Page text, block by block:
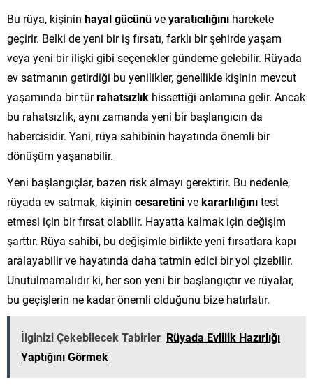
Bu rüya, kişinin hayal gücünüveyaratıcılığını harekete
geçirir. Belki de yeni bir iş fırsatı, farklı bir şehirde yaşam
veya yeni bir ilişki gibi seçenekler gündeme gelebilir. Rüyada
ev satmanın getirdiği bu yenilikler, genellikle kişinin mevcut
yaşamında bir türrahatsızlık hissettiği anlamına gelir. Ancak
bu rahatsızlık, aynı zamanda yeni bir başlangıcın da
habercisidir. Yani, rüya sahibinin hayatında önemli bir
dönüşüm yaşanabilir.
Yeni başlangıçlar, bazen risk almayı gerektirir. Bu nedenle,
rüyada ev satmak, kişinin cesaretinivekararlılığınıtest
etmesi için bir fırsat olabilir. Hayatta kalmak için değişim
şarttır. Rüya sahibi, bu değişimle birlikte yeni fırsatlara kapı
aralayabilir ve hayatında daha tatmin edici bir yol çizebilir.
Unutulmamalıdır ki, her son yeni bir başlangıçtır ve rüyalar,
bu geçişlerin ne kadar önemli olduğunu bize hatırlatır.
İlginizi Çekebilecek Tabirler Rüyada Evlilik Hazırlığı
Yaptığını Görmek